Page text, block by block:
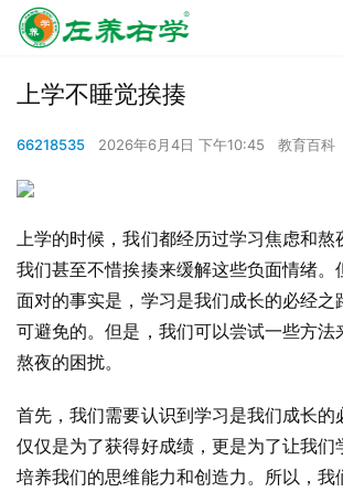
上学不睡觉挨揍
66218535 2026年6月4日 下午10:45 教育百科
上学的时候，我们都经历过学习焦虑和熬
我们甚至不惜挨揍来缓解这些负面情绪。
面对的事实是，学习是我们成长的必经之
可避免的。但是，我们可以尝试一些方法
熬夜的困扰。
首先，我们需要认识到学习是我们成长的
仅仅是为了获得好成绩，更是为了让我们
培养我们的思维能力和创造力。所以，我